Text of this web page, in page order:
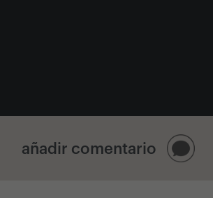
añadir comentario